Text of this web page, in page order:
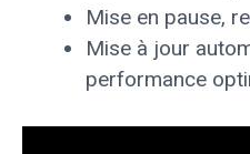
Mise en pause,
Mise à jour
performance